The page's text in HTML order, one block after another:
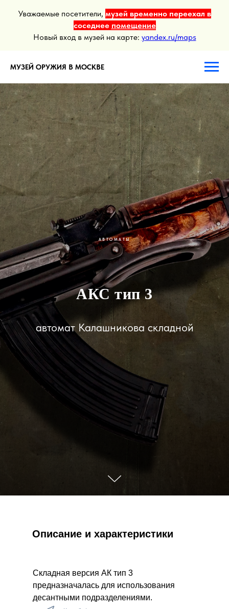
Уважаемые посетители, музей временно переехал в
соседнее помещение
Новый вход в музей на карте: yandex.ru/maps
МУЗЕЙ ОРУЖИЯ В МОСКВЕ
АВТОМАТЫ
АКС тип 3
автомат Калашникова складной
Складная версия АК тип 3
предназначалась для использования
десантными подразделениями.
Описание и характеристики